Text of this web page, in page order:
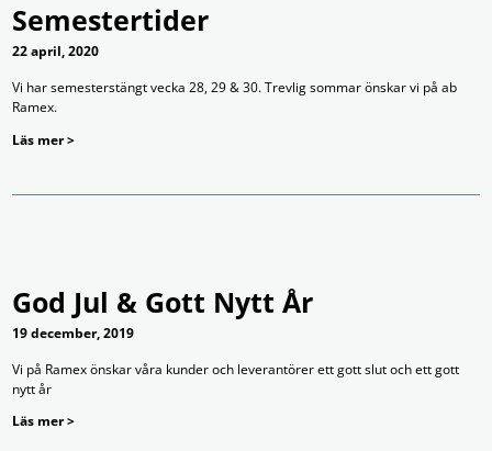
Semestertider
22 april, 2020
Vi har semesterstängt vecka 28, 29 & 30. Trevlig sommar önskar vi på ab
Ramex.
Läs mer >
God Jul & Gott Nytt År
19 december, 2019
Vi på Ramex önskar våra kunder och leverantörer ett gott slut och ett gott
nytt år
Läs mer >